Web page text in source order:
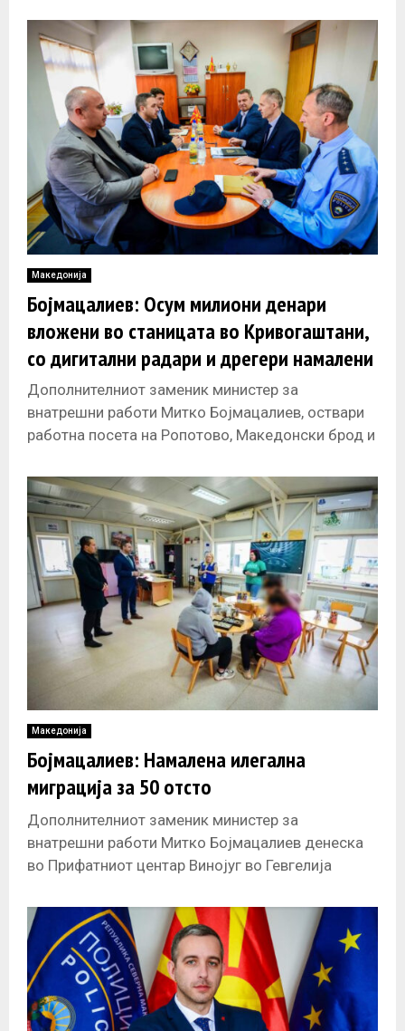
Македонија
Бојмацалиев: Осум милиони денари
вложени во станицата во Кривогаштани,
со дигитални радари и дрегери намалени
сообраќајни незгоди
Дополнителниот заменик министер за
внатрешни работи Митко Бојмацалиев, оствари
работна посета на Ропотово, Македонски брод и
со раководствата на
Македонија
Бојмацалиев: Намалена илегална
миграција за 50 отсто
Дополнителниот заменик министер за
внатрешни работи Митко Бојмацалиев денеска
во Прифатниот центар Винојуг во Гевгелија
организација на раководството на Регионалниот